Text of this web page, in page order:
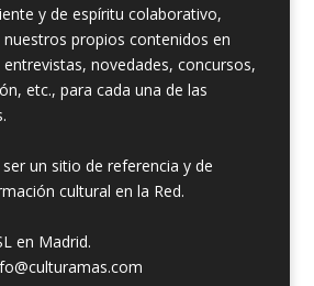
y de espíritu colaborativo,
propios contenidos en
novedades, concursos,
etc., para cada una de las
un sitio de referencia y de
cultural en la Red.
en Madrid.